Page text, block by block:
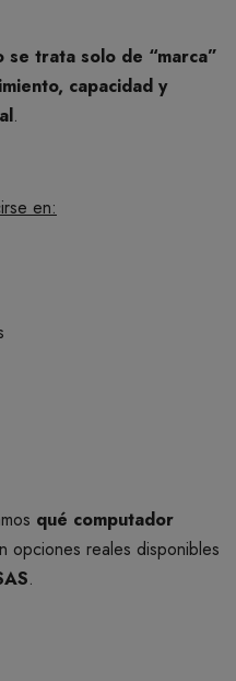
se trata solo de “marca”
capacidad y
.
en:
qué computador
opciones reales disponibles
.